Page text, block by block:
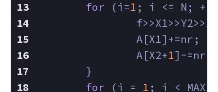
for (i=1 ; i <= N;
		A[X1]+=nr;
		A[X2+
1]-=nr;
	}
for (i = 1 ; i <